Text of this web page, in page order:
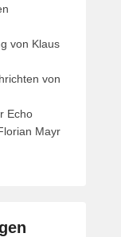
von Klaus
von
Echo
Mayr